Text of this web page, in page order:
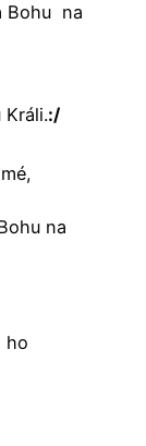
Bohu na
Králi.:/
na
ho